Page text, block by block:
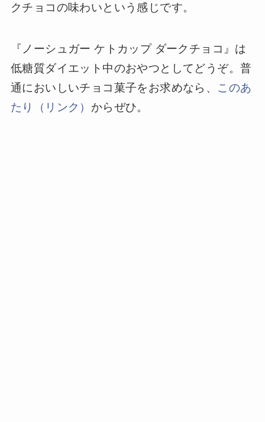
クチョコの味わいという感じです。
『ノーシュガー ケトカップ ダークチョコ』は
低糖質ダイエット中のおやつとしてどうぞ。普
通においしいチョコ菓子をお求めなら、 このあ
たり（リンク） からぜひ。